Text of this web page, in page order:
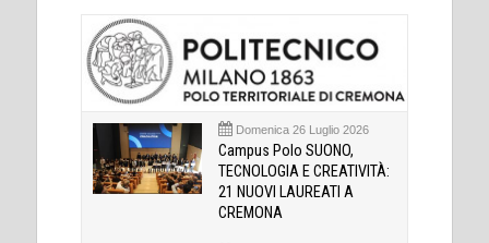
Domenica 26 Luglio 2026
Campus Polo SUONO,
TECNOLOGIA E CREATIVITÀ:
21 NUOVI LAUREATI A
CREMONA